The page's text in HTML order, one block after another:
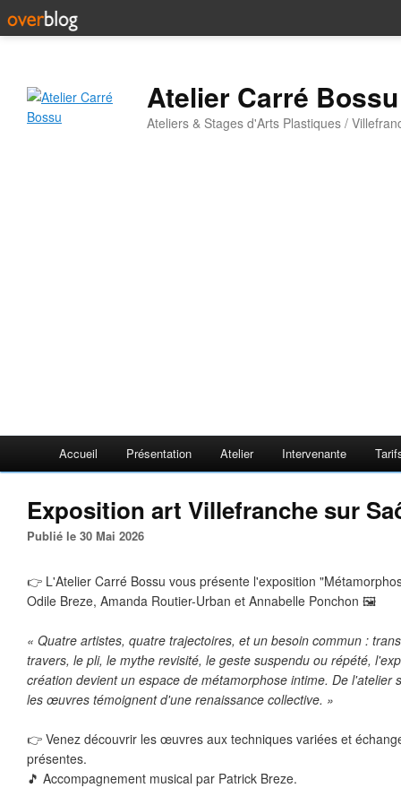
Atelier Carré Bossu
Ateliers & Stages d'Arts Plastiques /
Accueil Présentation Atelier Intervenante
Exposition art Villefranche sur
Publié le 30 Mai 2026
👉 L'Atelier Carré Bossu vous présente l'exposition
Odile Breze, Amanda Routier-Urban et Annabelle Ponchon 🖼️
« Quatre artistes, quatre trajectoires, et un besoin commun :
travers, le pli, le mythe revisité, le geste suspendu ou répété,
création devient un espace de métamorphose intime. De l'atelier
les œuvres témoignent d'une renaissance collective. »
👉 Venez découvrir les œuvres aux techniques variées et
présentes.
🎵 Accompagnement musical par Patrick Breze.